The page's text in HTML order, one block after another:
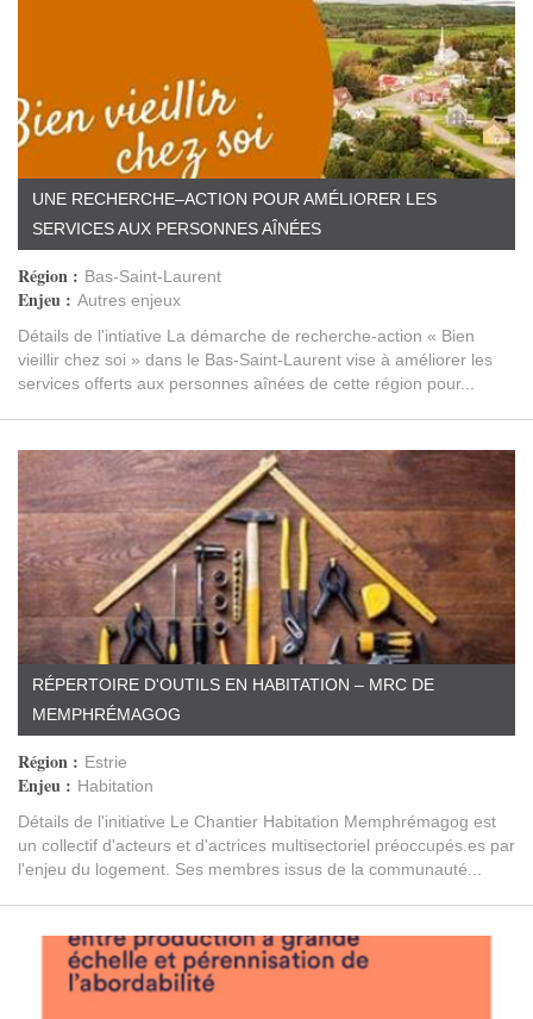
UNE RECHERCHE–ACTION POUR AMÉLIORER LES
SERVICES AUX PERSONNES AÎNÉES
Région : Bas-Saint-Laurent
Enjeu : Autres enjeux
Détails de l'intiative La démarche de recherche-action « Bien
vieillir chez soi » dans le Bas-Saint-Laurent vise à améliorer les
services offerts aux personnes aînées de cette région pour...
RÉPERTOIRE D'OUTILS EN HABITATION – MRC DE
MEMPHRÉMAGOG
Région : Estrie
Enjeu : Habitation
Détails de l'initiative Le Chantier Habitation Memphrémagog est
un collectif d'acteurs et d'actrices multisectoriel préoccupés.es par
l'enjeu du logement. Ses membres issus de la communauté...